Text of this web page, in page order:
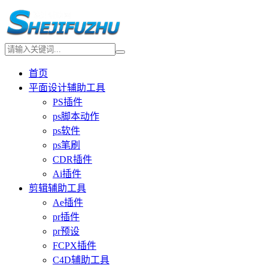
首页
平面设计辅助工具
PS插件
ps脚本动作
ps软件
ps笔刷
CDR插件
Ai插件
剪辑辅助工具
Ae插件
pr插件
pr预设
FCPX插件
C4D辅助工具